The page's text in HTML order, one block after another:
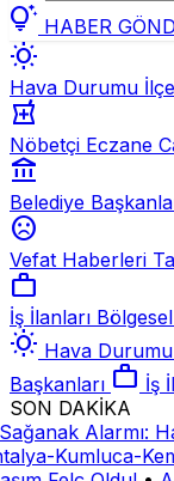
tips_and_updates HABER
wb_sunny
Hava Durumu
local_pharmacy
Nöbetçi Eczane
account_balance
Belediye
sentiment_dissatisfied
Vefat Haberleri
work
İş İlanları
wb_sunny Hava Durumu
Başkanları work İş
SON DAKİKA
Alarmı:
Kumluca-